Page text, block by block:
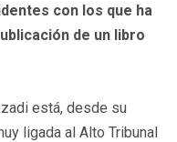
con los que ha
de un libro
está, desde su
ligada al Alto Tribunal